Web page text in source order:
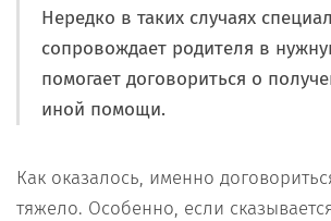
Нередко в таких случаях
сопровождает родителя в
помогает договориться о
иной помощи.
Как оказалось, именно
тяжело. Особенно, если